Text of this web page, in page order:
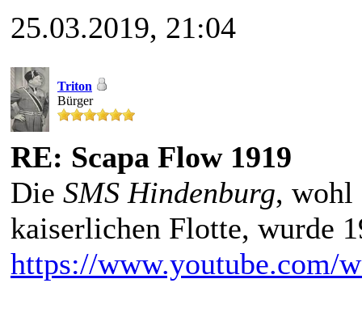
25.03.2019, 21:04
Triton
Bürger
RE: Scapa Flow 1919
Die SMS Hindenburg, wohl
kaiserlichen Flotte, wurde
https://www.youtube.com/